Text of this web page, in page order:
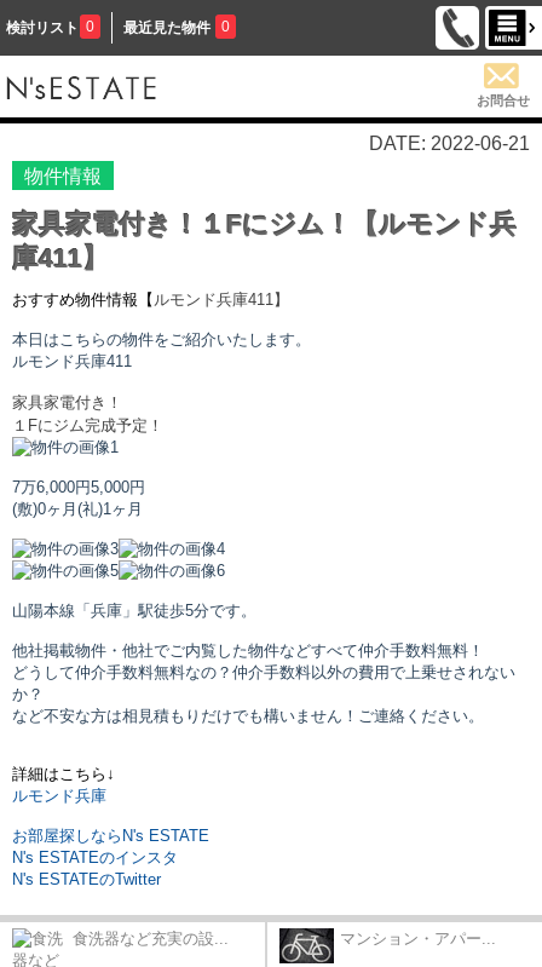
検討リスト 0 最近見た物件 0
お問合せ
DATE: 2022-06-21
物件情報
家具家電付き！１Fにジム！【ルモンド兵
庫411】
おすすめ物件情報【 ルモンド兵庫411】
本日はこちらの物件をご紹介いたします。
ルモンド兵庫411
家具家電付き！
１Fにジム完成予定！
7万6,000円5,000円
(敷)0ヶ月 (礼)1ヶ月
山陽本線「兵庫」駅徒歩5分です。
他社掲載物件・他社でご内覧した物件などすべて仲介手数料無料！
どうして仲介手数料無料なの？仲介手数料以外の費用で上乗せされない
か？
など不安な方は相見積もりだけでも構いません！ご連絡ください。
詳細はこちら↓
ルモンド兵庫
お部屋探しならN's ESTATE
N's ESTATEのインスタ
N's ESTATEのTwitter
食洗器など充実の設... マンション・アパー...